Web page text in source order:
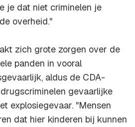
je dat niet criminelen je
overheid."
zich grote zorgen over de
panden in vooral
aldus de CDA-
gevaarlijke
explosiegevaar. "Mensen
dat hier kinderen bij kunnen